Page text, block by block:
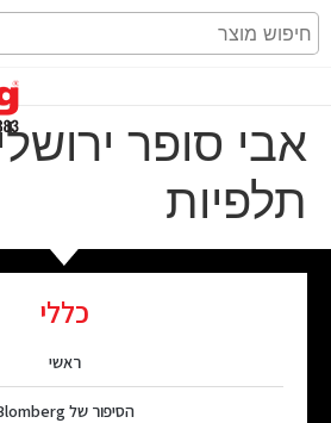
אבי סופר
תלפיות
כללי
ראשי
הסיפור של Blomberg